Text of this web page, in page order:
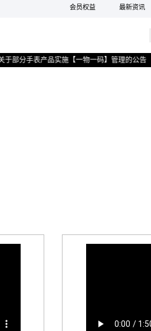
会员权益 最新资讯
部分手表产品实施【一物一码】管理的公告